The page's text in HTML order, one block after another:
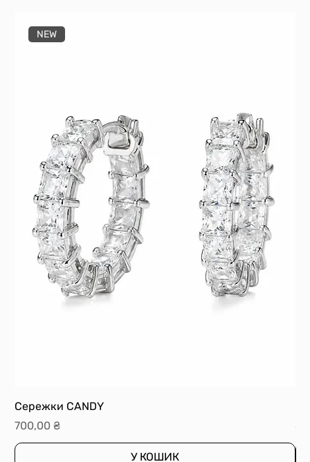
NEW
Сережки CANDY
Ціна
700,00 ₴
У КОШИК